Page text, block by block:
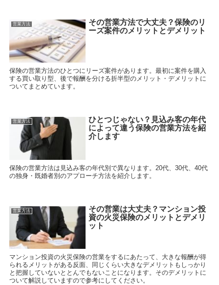
営業方法
その営業方法で大丈夫？保険のリ
ーズ案件のメリットとデメリット
保険の営業方法のひとつにリーズ案件があります。最初に案件を購入
する買い取り型、後で報酬を分ける折半型のメリット・デメリットに
ついてまとめています。
営業方法
ひとつじゃない？見込み客の年代
によって違う保険の営業方法を紹
介します
保険の営業方法は見込み客の年代別で異なります。20代、30代、40代
の独身・既婚者別のアプローチ方法を紹介します。
営業方法
その営業は大丈夫？マンション投
資の火災保険のメリットとデメリ
ット
マンション投資の火災保険の営業をするにあたって、大きな報酬が得
られるメリットがある反面、同じくらい大きなデメリットもしっかり
と把握していないととんでもないことになります。そのデメリットに
ついて解説していますので参考にしてください。